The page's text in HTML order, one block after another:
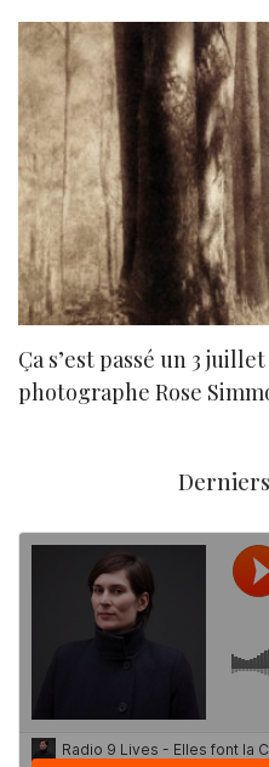
Ça s’est passé un 3
photographe Rose